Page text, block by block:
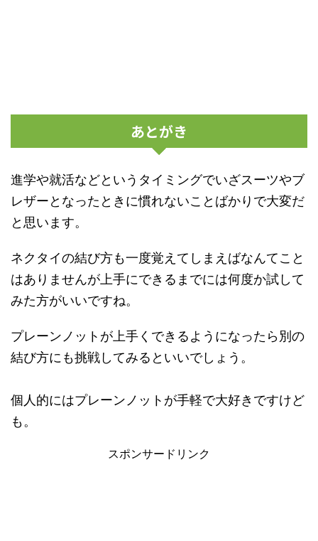
あとがき
進学や就活などというタイミングでいざスーツやブ
レザーとなったときに慣れないことばかりで大変だ
と思います。
ネクタイの結び方も一度覚えてしまえばなんてこと
はありませんが上手にできるまでには何度か試して
みた方がいいですね。
プレーンノットが上手くできるようになったら別の
結び方にも挑戦してみるといいでしょう。
個人的にはプレーンノットが手軽で大好きですけど
も。
スポンサードリンク